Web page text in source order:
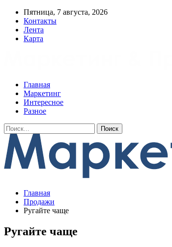
Пятница, 7 августа, 2026
Контакты
Лента
Карта
Главная
Маркетинг
Интересное
Разное
Главная
Продажи
Ругайте чаще
Ругайте чаще